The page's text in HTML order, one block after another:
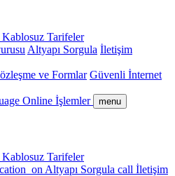
Tarifeler
Altyapı Sorgula İletişim
ve Formlar Güvenli İnternet
Online İşlemler menu
Tarifeler
Altyapı Sorgula call İletişim